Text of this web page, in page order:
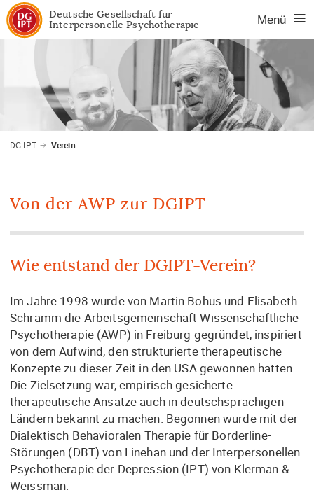
Deutsche Gesellschaft für
Interpersonelle Psychotherapie
Menü
DG-IPT Verein
Von der AWP zur DGIPT
Wie entstand der DGIPT-Verein?
Im Jahre 1998 wurde von Martin Bohus und Elisabeth
Schramm die Arbeitsgemeinschaft Wissenschaftliche
Psychotherapie (AWP) in Freiburg gegründet, inspiriert
von dem Aufwind, den strukturierte therapeutische
Konzepte zu dieser Zeit in den USA gewonnen hatten.
Die Zielsetzung war, empirisch gesicherte
therapeutische Ansätze auch in deutschsprachigen
Ländern bekannt zu machen. Begonnen wurde mit der
Dialektisch Behavioralen Therapie für Borderline-
Störungen (DBT) von Linehan und der Interpersonellen
Psychotherapie der Depression (IPT) von Klerman &
Weissman.